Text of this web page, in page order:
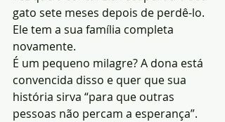
gato sete meses depois de perdê-lo.
Ele tem a sua família completa
novamente.
É um pequeno milagre? A dona está
convencida disso e quer que sua
história sirva “para que outras
pessoas não percam a esperança”.